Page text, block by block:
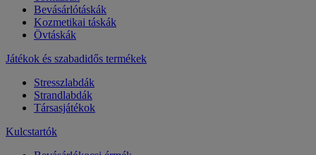
Bevásárlótáskák
Kozmetikai táskák
Övtáskák
Játékok és szabadidős termékek
Stresszlabdák
Strandlabdák
Társasjátékok
Kulcstartók